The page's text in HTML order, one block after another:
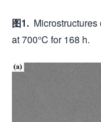
图1.
at 700°C for 168 h.